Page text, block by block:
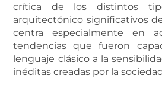
crítica de los distintos
arquitectónico significativos
centra especialmente en
tendencias que fueron
lenguaje clásico a la
inéditas creadas por la